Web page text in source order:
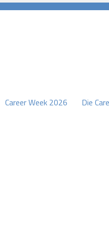
Career Week 2026 Die